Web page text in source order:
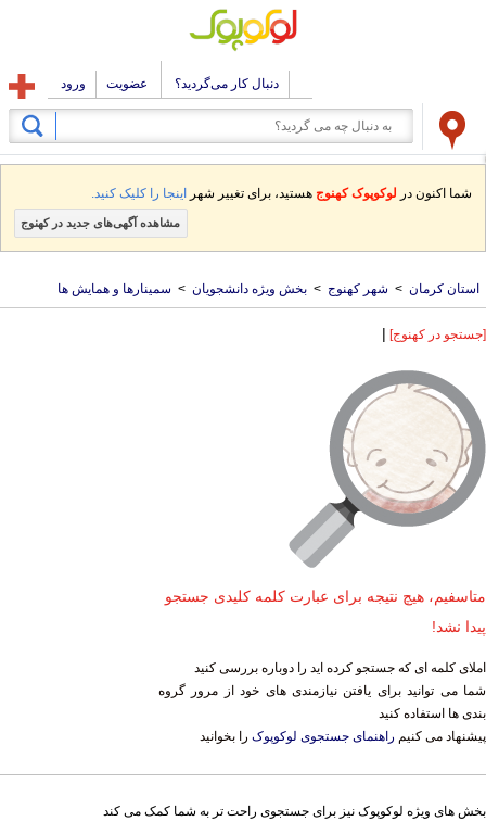
دنبال کار می‌گردید؟ عضویت ورود
شما اکنون در لوکوپوک کهنوج هستید، برای تغییر شهر اینجا را کلیک کنید.
مشاهده آگهی‌های جدید در کهنوج
استان کرمان > شهر کهنوج > بخش ویژه دانشجویان > سمینارها و همایش ها
[جستجو در کهنوج] |
متاسفیم، هیچ نتیجه برای عبارت کلمه کلیدی جستجو
پیدا نشد!
املای کلمه ای که جستجو کرده اید را دوباره بررسی کنید
شما می توانید برای یافتن نیازمندی های خود از مرور گروه
بندی ها استفاده کنید
پیشنهاد می کنیم راهنمای جستجوی لوکوپوک را بخوانید
بخش های ویژه لوکوپوک نیز برای جستجوی راحت تر به شما کمک می کند